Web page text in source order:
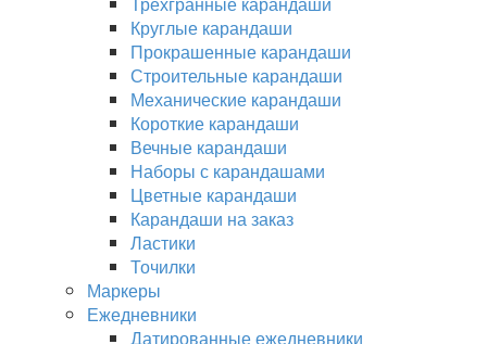
Круглые карандаши
Прокрашенные карандаши
Строительные карандаши
Механические карандаши
Короткие карандаши
Вечные карандаши
Наборы с карандашами
Цветные карандаши
Карандаши на заказ
Ластики
Точилки
Маркеры
Ежедневники
Датированные ежедневники